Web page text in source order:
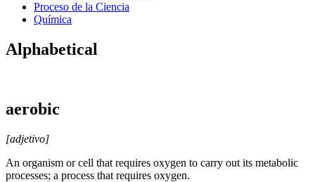
Proceso de la Ciencia
Química
Alphabetical
aerobic
[adjetivo]
An organism or cell that requires oxygen to carry out its metabolic
processes; a process that requires oxygen.